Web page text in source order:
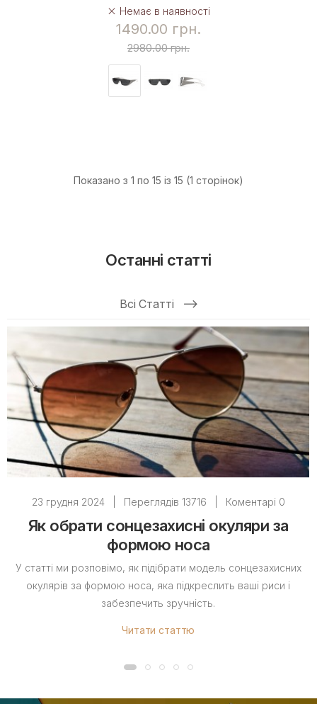
Немає в наявності
1490.00 грн.
2980.00 грн.
Показано з 1 по 15 із 15 (1 сторінок)
Останні статті
Всі Статті
23 грудня 2024 Переглядів 13716 Коментарі 0
Як обрати сонцезахисні окуляри за
формою носа
У статті ми розповімо, як підібрати модель сонцезахисних
окулярів за формою носа, яка підкреслить ваші риси і
забезпечить зручність.
Читати статтю